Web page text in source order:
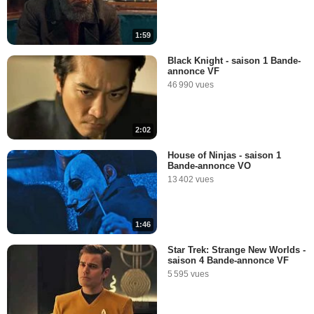
1:59
2:02
Black Knight - saison 1 Bande-
annonce VF
46 990 vues
1:46
House of Ninjas - saison 1
Bande-annonce VO
13 402 vues
Star Trek: Strange New Worlds -
saison 4 Bande-annonce VF
5 595 vues